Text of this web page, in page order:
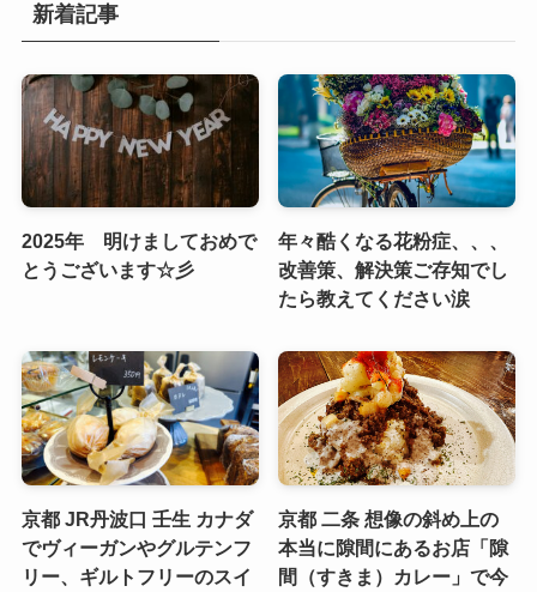
新着記事
2025年 明けましておめで
とうございます☆彡
年々酷くなる花粉症、、、
改善策、解決策ご存知でし
たら教えてください涙
京都 JR丹波口 壬生 カナダ
でヴィーガンやグルテンフ
リー、ギルトフリーのスイ
京都 二条 想像の斜め上の
本当に隙間にあるお店「隙
間（すきま）カレー」で今